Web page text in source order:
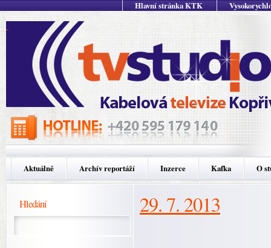
Hlavní stránka KTK
Aktuálně Archív reportáží Inzerce Kafka O
Hledání 29. 7. 2013